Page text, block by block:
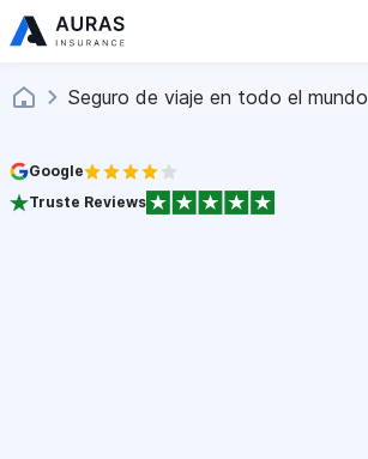
Seguro de viaje en todo el mundo
Google
Truste Reviews